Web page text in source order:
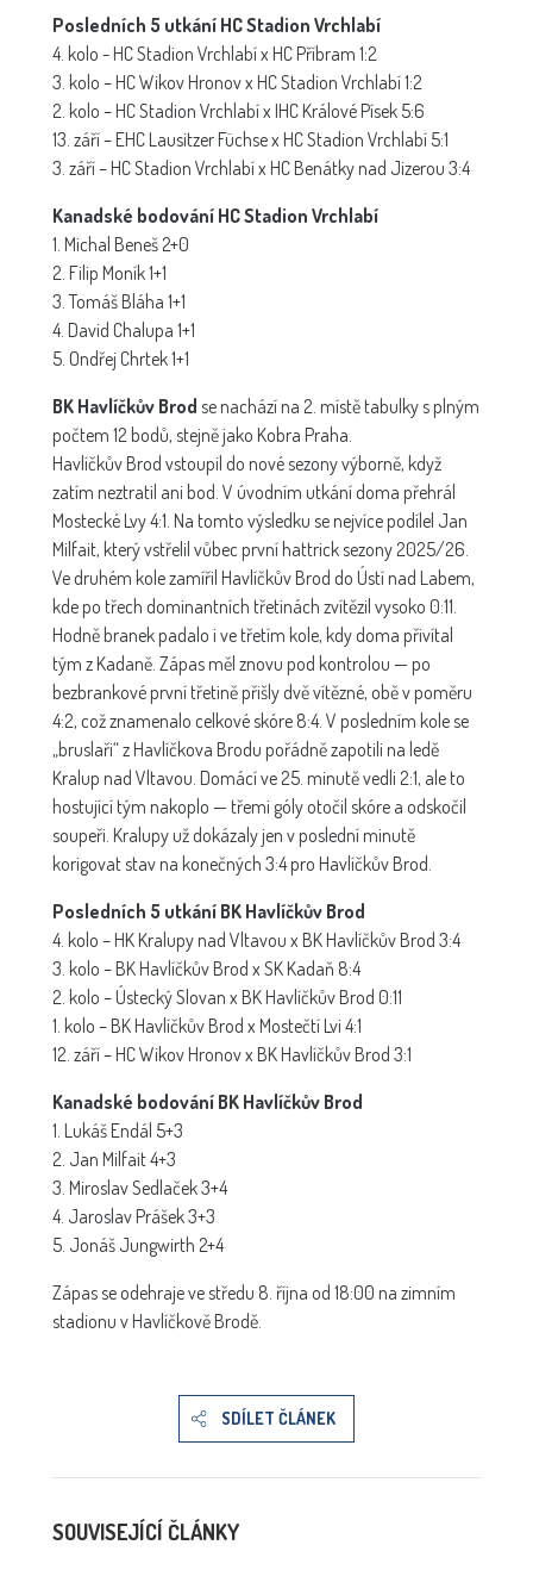
Posledních 5 utkání HC Stadion Vrchlabí
4. kolo - HC Stadion Vrchlabí x HC Příbram 1:2
3. kolo – HC Wikov Hronov x HC Stadion Vrchlabí 1:2
2. kolo – HC Stadion Vrchlabí x IHC Králové Písek 5:6
13. září – EHC Lausitzer Füchse x HC Stadion Vrchlabí 5:1
3. září – HC Stadion Vrchlabí x HC Benátky nad Jizerou 3:4
Kanadské bodování HC Stadion Vrchlabí
1. Michal Beneš 2+0
2. Filip Moník 1+1
3. Tomáš Bláha 1+1
4. David Chalupa 1+1
5. Ondřej Chrtek 1+1
BK Havlíčkův Brod se nachází na 2. místě tabulky s plným
počtem 12 bodů, stejně jako Kobra Praha.
Havlíčkův Brod vstoupil do nové sezony výborně, když
zatím neztratil ani bod. V úvodním utkání doma přehrál
Mostecké Lvy 4:1. Na tomto výsledku se nejvíce podílel Jan
Milfait, který vstřelil vůbec první hattrick sezony 2025/26.
Ve druhém kole zamířil Havlíčkův Brod do Ústí nad Labem,
kde po třech dominantních třetinách zvítězil vysoko 0:11.
Hodně branek padalo i ve třetím kole, kdy doma přivítal
tým z Kadaně. Zápas měl znovu pod kontrolou — po
bezbrankové první třetině přišly dvě vítězné, obě v poměru
4:2, což znamenalo celkové skóre 8:4. V posledním kole se
„bruslaři“ z Havlíčkova Brodu pořádně zapotili na ledě
Kralup nad Vltavou. Domácí ve 25. minutě vedli 2:1, ale to
hostující tým nakoplo — třemi góly otočil skóre a odskočil
soupeři. Kralupy už dokázaly jen v poslední minutě
korigovat stav na konečných 3:4 pro Havlíčkův Brod.
Posledních 5 utkání BK Havlíčkův Brod
4. kolo – HK Kralupy nad Vltavou x BK Havlíčkův Brod 3:4
3. kolo – BK Havlíčkův Brod x SK Kadaň 8:4
2. kolo – Ústecký Slovan x BK Havlíčkův Brod 0:11
1. kolo – BK Havlíčkův Brod x Mostečtí Lvi 4:1
12. září – HC Wikov Hronov x BK Havlíčkův Brod 3:1
Kanadské bodování BK Havlíčkův Brod
1. Lukáš Endál 5+3
2. Jan Milfait 4+3
3. Miroslav Sedlaček 3+4
4. Jaroslav Prášek 3+3
5. Jonáš Jungwirth 2+4
Zápas se odehraje ve středu 8. října od 18:00 na zimním
stadionu v Havlíčkově Brodě.
SDÍLET ČLÁNEK
SOUVISEJÍCÍ ČLÁNKY